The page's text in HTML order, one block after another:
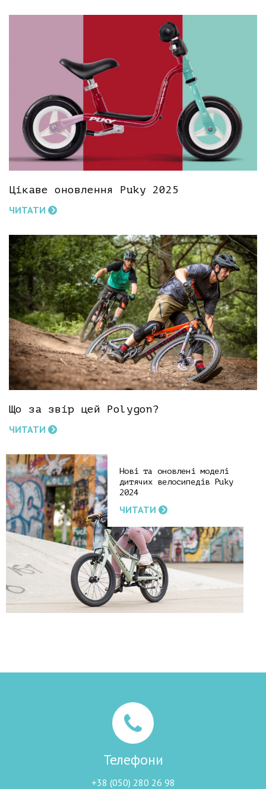
Цікаве оновлення Puky 2025
ЧИТАТИ
Що за звір цей Polygon?
ЧИТАТИ
Нові та оновлені моделі
дитячих велосипедів Puky
2024
ЧИТАТИ
Телефони
+38 (050) 280 26 98